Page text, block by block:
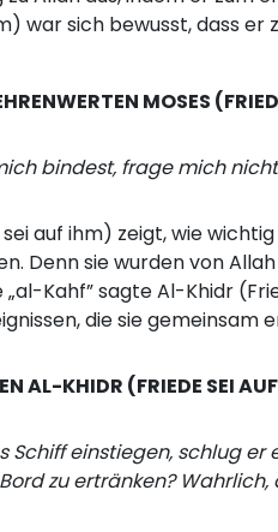
war sich bewusst, dass
MOSES
bindest, frage mich
auf ihm) zeigt, wie
Denn sie wurden von
Kahf” sagte Al-Khidr
die sie gemeinsam
AL-KHIDR (FRIEDE SEI
einstiegen, schlug er
zu ertränken?